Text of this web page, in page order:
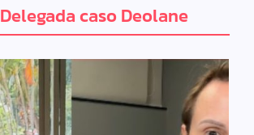
Delegada caso Deolane